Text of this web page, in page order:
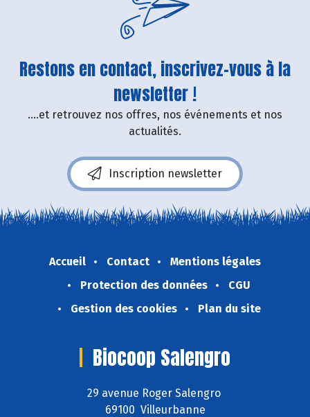
Restons en contact, inscrivez-vous à la
newsletter !
....et retrouvez nos offres, nos événements et nos
actualités.
Inscription newsletter
Accueil Contact
Mentions légales
Protection des données
CGU
Gestion des cookies
Plan du site
Biocoop Salengro
29 avenue Roger Salengro
69100 Villeurbanne